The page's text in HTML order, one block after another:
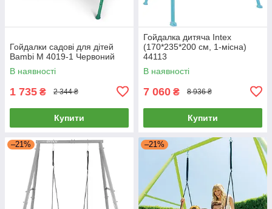
Гойдалки садові для дітей
Bambi M 4019-1 Червоний
В наявності
1 735 ₴ 2 344 ₴
Купити
Гойдалка дитяча Intex
(170*235*200 см, 1-місна)
44113
В наявності
7 060 ₴ 8 936 ₴
Купити
–21% –21%